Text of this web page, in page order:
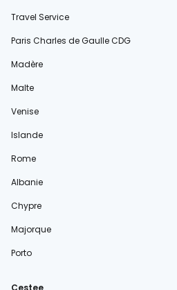
Travel Service
Paris Charles de Gaulle CDG
Madère
Malte
Venise
Islande
Rome
Albanie
Chypre
Majorque
Porto
Cestee